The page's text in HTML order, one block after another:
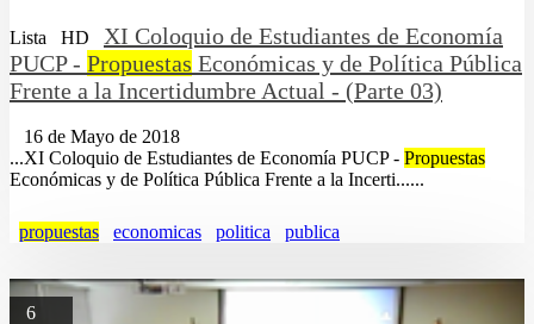
Lista HD
XI Coloquio de Estudiantes de Economía
PUCP - Propuestas Económicas y de Política Pública
Frente a la Incertidumbre Actual - (Parte 03)
16 de Mayo de 2018
...XI Coloquio de Estudiantes de Economía PUCP - Propuestas
Económicas y de Política Pública Frente a la Incerti......
propuestas economicas politica publica
6